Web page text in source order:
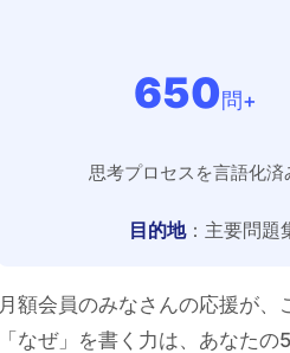
650問+
思考プロセスを言語化済
目的地：主要問題
月額会員のみなさんの応援が
「なぜ」を書く力は、あなたの